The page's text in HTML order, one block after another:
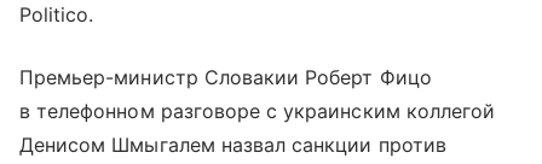
Politico.
Премьер-министр Словакии Роберт Фицо
в телефонном разговоре с украинским коллегой
Денисом Шмыгалем назвал санкции против